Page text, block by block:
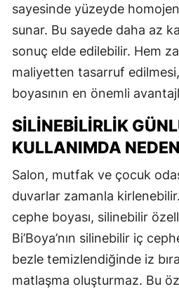
sayesinde yüzeyde homojen
sunar. Bu sayede daha az
sonuç elde edilebilir. Hem
maliyetten tasarruf
boyasının en önemli
SILINEBILIRLIK
KULLANIMDA
Salon, mutfak ve çocuk
duvarlar zamanla
cephe boyası, silinebilir
Bi’Boya’nın silinebilir iç
bezle temizlendiğinde iz
matlaşma oluşturmaz. Bu